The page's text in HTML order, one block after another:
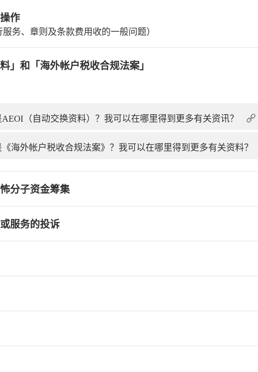
作
服务、章则及条款费用收的一般问题）
」和「海外帐户税收合规法案」
（自动交换资料）？我可以在哪里得到更多有关资讯？
海外帐户税收合规法案》？我可以在哪里得到更多有关资料？
分子资金筹集
服务的投诉